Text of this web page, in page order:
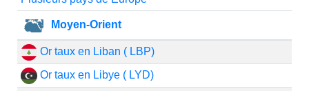
Moyen-Orient
Or taux en Liban ( LBP)
Or taux en Libye ( LYD)